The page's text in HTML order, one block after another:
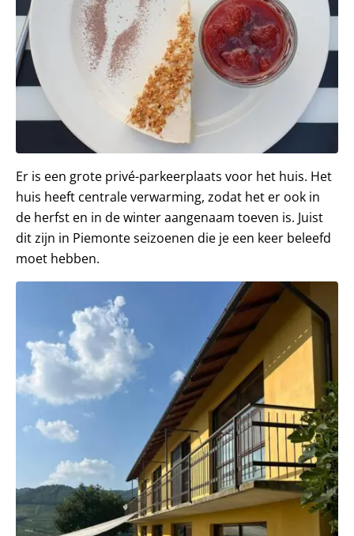
Er is een grote privé-parkeerplaats voor het huis. Het
huis heeft centrale verwarming, zodat het er ook in
de herfst en in de winter aangenaam toeven is. Juist
dit zijn in Piemonte seizoenen die je een keer beleefd
moet hebben.